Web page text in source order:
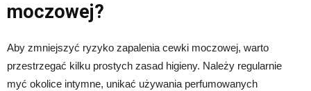
moczowej?
Aby zmniejszyć ryzyko zapalenia cewki moczowej, warto
przestrzegać kilku prostych zasad higieny. Należy regularnie
myć okolice intymne, unikać używania perfumowanych